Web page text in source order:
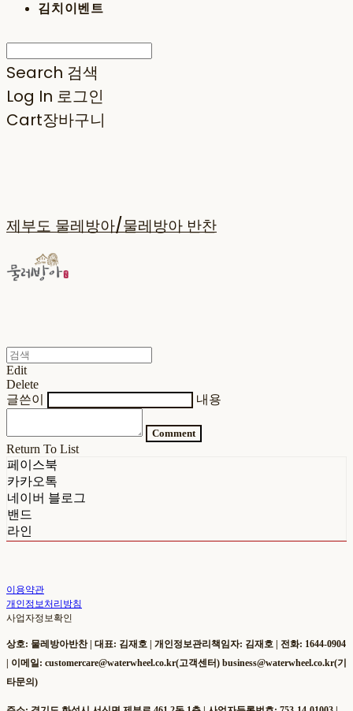
김치이벤트
Search 검색
Log In 로그인
Cart장바구니
제부도 물레방아/물레방아 반찬
Edit
Delete
글쓴이
내용
Comment
Return To List
페이스북
카카오톡
네이버 블로그
밴드
라인
이용약관
개인정보처리방침
사업자정보확인
상호: 물레방아반찬 | 대표: 김재호 | 개인정보관리책임자: 김재호 | 전화: 1644-0904
| 이메일: customercare@waterwheel.co.kr(고객센터) business@waterwheel.co.kr(기
타문의)